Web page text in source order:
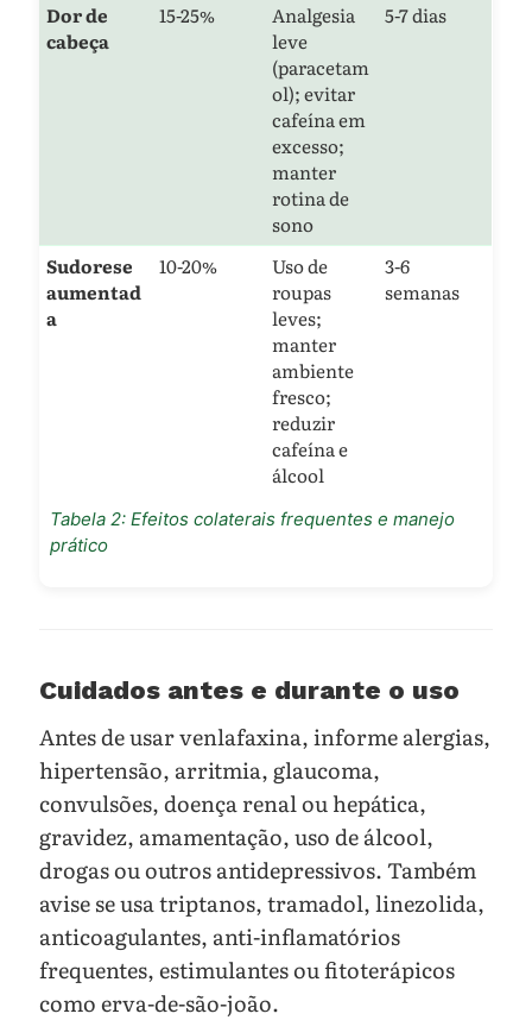
Tabela 2: Efeitos colaterais frequentes e manejo
prático
Dor de
cabeça
15-25%
Analgesia
leve
(paracetam
ol); evitar
cafeína em
excesso;
manter
rotina de
sono
5-7 dias
Sudorese
aumentad
a
10-20%
Uso de
roupas
leves;
manter
ambiente
fresco;
reduzir
cafeína e
álcool
3-6
semanas
Cuidados antes e durante o uso
Antes de usar venlafaxina, informe alergias,
hipertensão, arritmia, glaucoma,
convulsões, doença renal ou hepática,
gravidez, amamentação, uso de álcool,
drogas ou outros antidepressivos. Também
avise se usa triptanos, tramadol, linezolida,
anticoagulantes, anti-inflamatórios
frequentes, estimulantes ou fitoterápicos
como erva-de-são-joão.